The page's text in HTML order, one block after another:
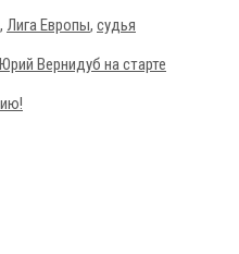
, Лига Европы, судья
Вернидуб на старте